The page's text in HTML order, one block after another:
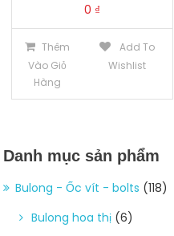
0 ₫
Thêm
Vào Giỏ
Hàng
Add To
Wishlist
Danh mục sản phẩm
Bulong - Ốc vít - bolts (118)
Bulong hoa thị (6)